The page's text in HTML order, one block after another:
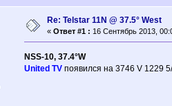
Re: Telstar 11N @ 37.5° West
« Ответ #1 : 16 Сентябрь 2013,
NSS-10, 37.4°W
United TV появился на 3746 V 1229